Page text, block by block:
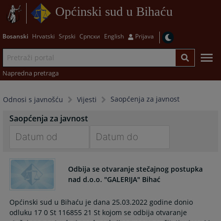
Općinski sud u Bihaću
Bosanski Hrvatski Srpski Српски English Prijava
Napredna pretraga
Odnosi s javnošću Vijesti Saopćenja za javnost
Saopćenja za javnost
forward
interact
the
calendar
to
the
calendar
Odbija se otvaranje stečajnog postupka
nad d.o.o. "GALERIJA" Bihać
Općinski sud u Bihaću je dana 25.03.2022 godine donio
odluku 17 0 St 116855 21 St kojom se odbija otvaranje